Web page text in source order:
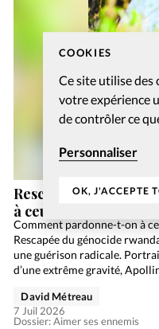
COOKIES
Ce site utilise des
votre expérience
de contrôler ce
Personnaliser
OK, J'ACCEPTE
Rescapée du
à ceux qui ont tué les
Comment pardonne-t-on à
Rescapée du génocide
une guérison radicale.
d’une extrême gravité,
Dossier: Aimer ses ennemis
David Métreau
7 Juil 2026